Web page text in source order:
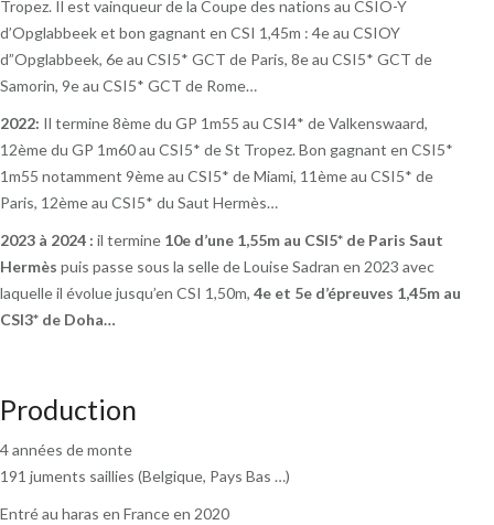
Tropez. Il est vainqueur de la Coupe des nations au CSIO-Y
d’Opglabbeek et bon gagnant en CSI 1,45m : 4e au CSIOY
d”Opglabbeek, 6e au CSI5* GCT de Paris, 8e au CSI5* GCT de
Samorin, 9e au CSI5* GCT de Rome…
2022: Il termine 8ème du GP 1m55 au CSI4* de Valkenswaard,
12ème du GP 1m60 au CSI5* de St Tropez. Bon gagnant en CSI5*
1m55 notamment 9ème au CSI5* de Miami, 11ème au CSI5* de
Paris, 12ème au CSI5* du Saut Hermès…
2023 à 2024 : il termine 10e d’une 1,55m au CSI5* de Paris Saut
Hermès puis passe sous la selle de Louise Sadran en 2023 avec
laquelle il évolue jusqu’en CSI 1,50m, 4e et 5e d’épreuves 1,45m au
CSI3* de Doha…
Production
4 années de monte
191 juments saillies (Belgique, Pays Bas …)
Entré au haras en France en 2020